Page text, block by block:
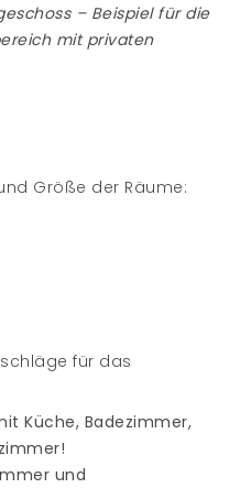
– Beispiel für die
mit privaten
Größe der Räume:
für das
Küche, Badezimmer,
und